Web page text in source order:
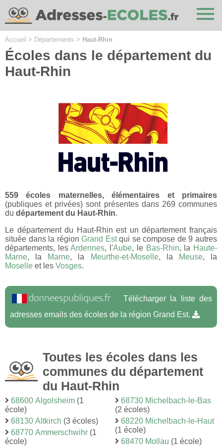
Accueil > Départements > Haut-Rhin
Écoles dans le département du
Haut-Rhin
559 écoles maternelles, élémentaires et primaires
(publiques et privées) sont présentes dans 269 communes
du département du Haut-Rhin.
Le département du Haut-Rhin est un département français
située dans la régionGrand Estqui se compose de 9 autres
départements, lesArdennes, l'Aube, le Bas-Rhin, la Haute-
Marne, la Marne, la Meurthe-et-Moselle, la Meuse, la
Moselle et les Vosges.
Télécharger la liste des
adresses emails des écoles de la région Grand Est.
Toutes les écoles dans les
communes du département
du Haut-Rhin
68600 Algolsheim (1
école)
68130 Altkirch (3 écoles)
68770 Ammerschwihr (1
école)
68730 Michelbach-le-Bas
(2 écoles)
68220 Michelbach-le-Haut
(1 école)
68470 Mollau (1 école)